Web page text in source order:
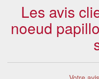
Les avis
noeud